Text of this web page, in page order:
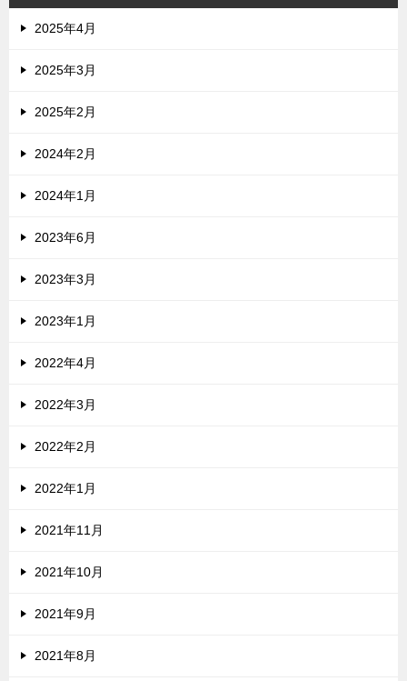
2025年4月
2025年3月
2025年2月
2024年2月
2024年1月
2023年6月
2023年3月
2023年1月
2022年4月
2022年3月
2022年2月
2022年1月
2021年11月
2021年10月
2021年9月
2021年8月